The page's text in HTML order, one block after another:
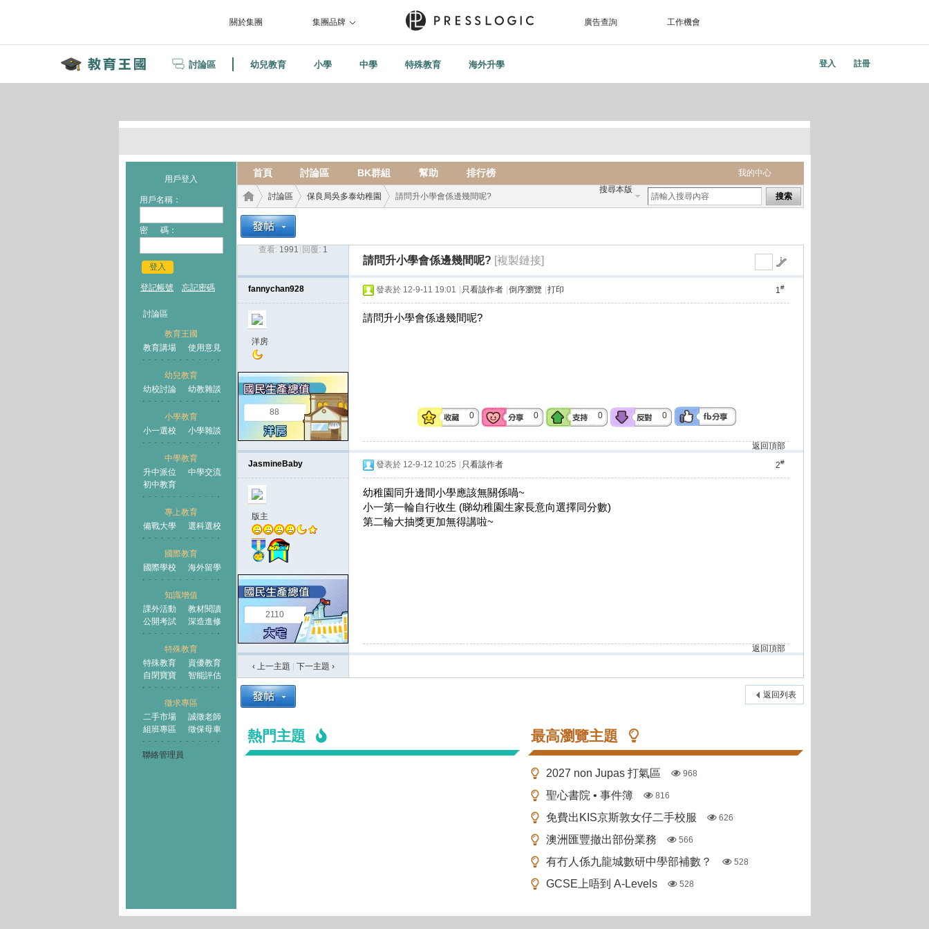
關於集團 集團品牌 廣告查詢 工作機會
討論區 幼兒教育 小學 中學 特殊教育 海外升學 登入 註冊
用戶登入
用戶名稱：
密 碼：
登入
登記帳號 忘記密碼
討論區
教育王國
教育講場
使用意見
幼兒教育
幼校討論
幼教雜談
小學教育
小一選校
小學雜談
中學教育
升中派位
中學交流
初中教育
專上教育
備戰大學
選科選校
國際教育
國際學校
海外留學
知識增值
課外活動
教材閱讀
公開考試
深造進修
特殊教育
特殊教育
資優教育
自閉寶寶
智能評估
徵求專區
二手市場
誠徵老師
組班專區
徵保母車
聯絡管理員
我的中心
首頁 討論區 BK群組 幫助 排行榜
搜尋本版
搜索
王國
討論區
›
保良局吳多泰幼稚園
›
請問升小學會係邊幾間呢?
查看: 1991 回覆: 1
請問升小學會係邊幾間呢? [複製鏈接]
fannychan928
洋房
88
1#
發表於 12-9-11 19:01 只看該作者 倒序瀏覽 打印
請問升小學會係邊幾間呢?
0 0 0 0
返回頂部
JasmineBaby
版主
2110
2#
發表於 12-9-12 10:25 只看該作者
幼稚園同升邊間小學應該無關係喎~
小一第一輪自行收生 (睇幼稚園生家長意向選擇同分數)
第二輪大抽獎更加無得講啦~
返回頂部
‹ 上一主題
下一主題 ›
返回列表
熱門主題 最高瀏覽主題
2027 non Jupas 打氣區 968
聖心書院 • 事件簿 816
免費出KIS京斯敦女仔二手校服 626
澳洲匯豐撤出部份業務 566
有冇人係九龍城數研中學部補數？ 528
GCSE上唔到 A-Levels 528